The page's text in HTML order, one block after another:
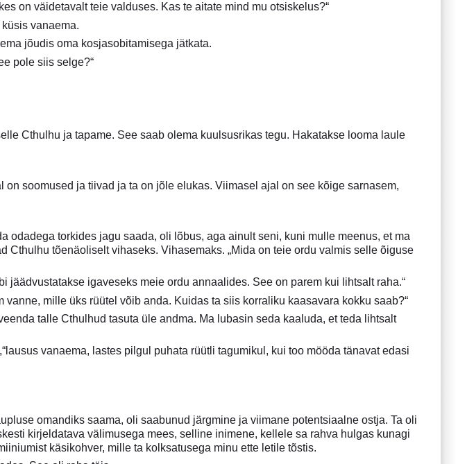
on väidetavalt teie valduses. Kas te aitate mind mu otsiskelus?“
vanaema.
jõudis oma kosjasobitamisega jätkata.
pole siis selge?“
Cthulhu ja tapame. See saab olema kuulsusrikas tegu. Hakatakse looma laule
on soomused ja tiivad ja ta on jõle elukas. Viimasel ajal on see kõige sarnasem,
odadega torkides jagu saada, oli lõbus, aga ainult seni, kuni mulle meenus, et ma
Cthulhu tõenäoliselt vihaseks. Vihasemaks. „Mida on teie ordu valmis selle õiguse
jäädvustatakse igaveseks meie ordu annaalides. See on parem kui lihtsalt raha.“
vanne, mille üks rüütel võib anda. Kuidas ta siis korraliku kaasavara kokku saab?“
talle Cthulhud tasuta üle andma. Ma lubasin seda kaaluda, et teda lihtsalt
vanaema, lastes pilgul puhata rüütli tagumikul, kui too mööda tänavat edasi
omandiks saama, oli saabunud järgmine ja viimane potentsiaalne ostja. Ta oli
kirjeldatava välimusega mees, selline inimene, kellele sa rahva hulgas kunagi
käsikohver, mille ta kolksatusega minu ette letile tõstis.